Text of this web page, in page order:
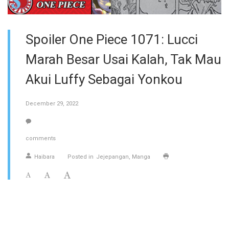
Spoiler One Piece 1071: Lucci
Marah Besar Usai Kalah, Tak Mau
Akui Luffy Sebagai Yonkou
December 29, 2022
comments
Haibara Posted in Jejepangan Manga